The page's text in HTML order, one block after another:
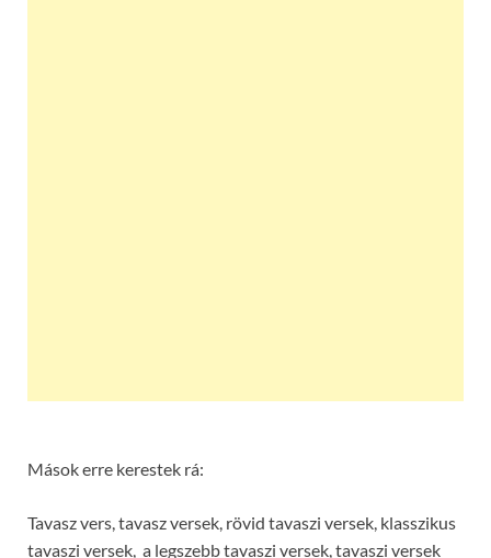
Mások erre kerestek rá:
Tavasz vers, tavasz versek, rövid tavaszi versek, klasszikus
tavaszi versek, a legszebb tavaszi versek, tavaszi versek